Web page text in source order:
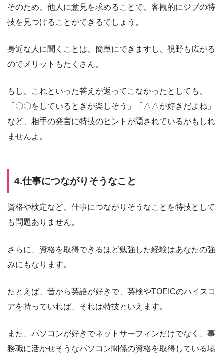
そのため、他人に意見を求めることで、客観的にジブの特
技を見つけることができるでしょう。
身近な人に聞くことは、簡単にできますし、視野も広がる
のでメリットもたくさん。
もし、これといった答えが返ってこなかったとしても、
「〇〇をしているときが楽しそう」「△△が好きだよね」
など、相手の発言に特技のヒントが隠されているかもしれ
ませんよ。
4.仕事につながりそうなこと
資格や検定など、仕事につながりそうなことを特技として
も問題ありません。
さらに、資格を取得できるほど勉強した経験はあなたの強
みにもなります。
たとえば、昔から英語が好きで、英検やTOEICのハイスコ
アを持っていれば、それは特技といえます。
また、パソコンが好きでネットサーフィンだけでなく、事
務職に活かせそうなパソコン関係の資格を取得している場